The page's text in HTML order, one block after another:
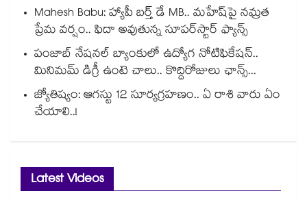
Mahesh Babu: హ్యాపీ బర్త్ డే MB.. మహేష్‌పై నమ్రత
ప్రేమ వర్షం.. ఫిదా అవుతున్న సూపర్‌స్టార్ ఫ్యాన్స్
పంజాబ్ నేషనల్ బ్యాంకులో ఉద్యోగ నోటిఫికేషన్..
మినిమమ్ డిగ్రీ ఉంటె చాలు.. కొద్దిరోజులు ఛాన్స్...
జ్యోతిష్యం: ఆగస్టు 12 సూర్యగ్రహణం.. ఏ రాశి వారు ఏం
చేయాలి..!
Latest Videos